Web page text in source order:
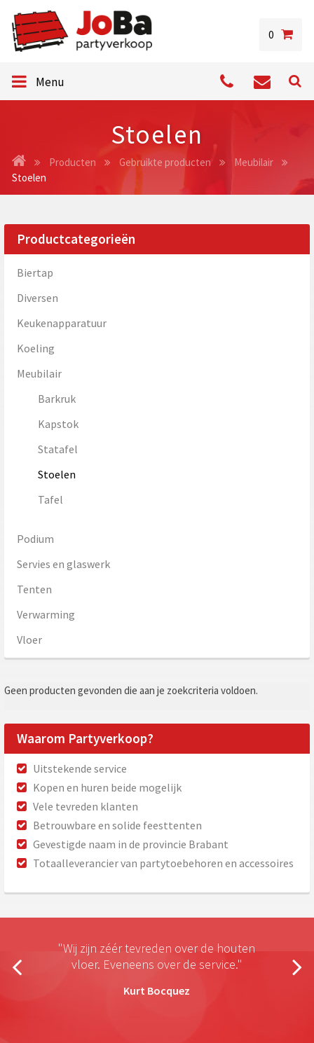
0
Menu
Producten Gebruikte producten
Meubilair
Stoelen
Stoelen
Geen producten gevonden die aan je zoekcriteria voldoen.
Productcategorieën
Biertap
Diversen
Keukenapparatuur
Koeling
Meubilair
Barkruk
Kapstok
Statafel
Stoelen
Tafel
Podium
Servies en glaswerk
Tenten
Verwarming
Vloer
Waarom Partyverkoop?
Uitstekende service
Kopen en huren beide mogelijk
Vele tevreden klanten
Betrouwbare en solide feesttenten
Gevestigde naam in de provincie Brabant
Totaalleverancier van partytoebehoren en accessoires
"Wij zijn zéér tevreden over de houten
vloer. Eveneens over de service."
Kurt Bocquez